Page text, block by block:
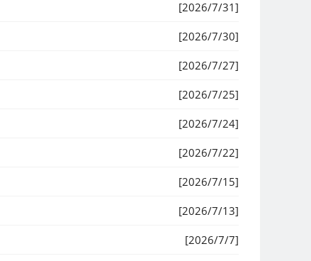
[2026/7/31]
[2026/7/30]
[2026/7/27]
[2026/7/25]
[2026/7/24]
[2026/7/22]
[2026/7/15]
[2026/7/13]
[2026/7/7]